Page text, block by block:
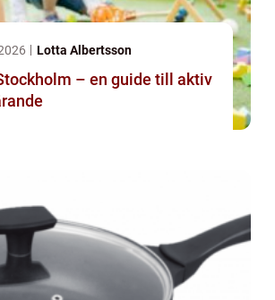
Lotta Albertsson
– en guide till aktiv